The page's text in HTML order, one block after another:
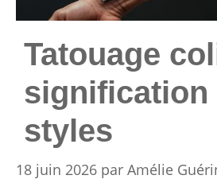
Tatouage
signification
styles
18 juin 2026 par Amélie